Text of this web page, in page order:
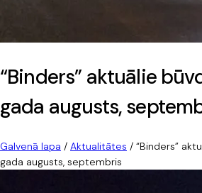
“Binders” aktuālie
gada augusts,
Galvenā lapa / Aktualitātes / “Binders”
gada augusts, septembris